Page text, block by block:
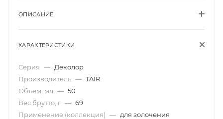
ОПИСАНИЕ
ХАРАКТЕРИСТИКИ
Серия — Деколор
Производитель — TAIR
Объем, мл — 50
Вес брутто, г — 69
Применение (коллекция) — для золочения